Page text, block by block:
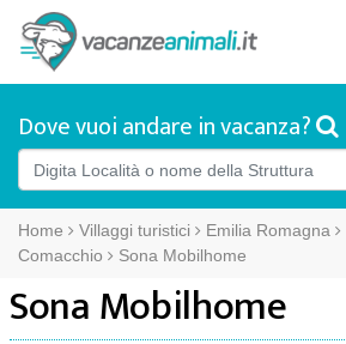
Dove vuoi andare in vacanza?
Home Villaggi turistici Emilia Romagna
Comacchio
Sona Mobilhome
Sona Mobilhome